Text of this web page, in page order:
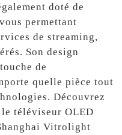
doté de
permettant
de streaming,
Son design
de
quelle pièce tout
Découvrez
téléviseur OLED
Vitrolight